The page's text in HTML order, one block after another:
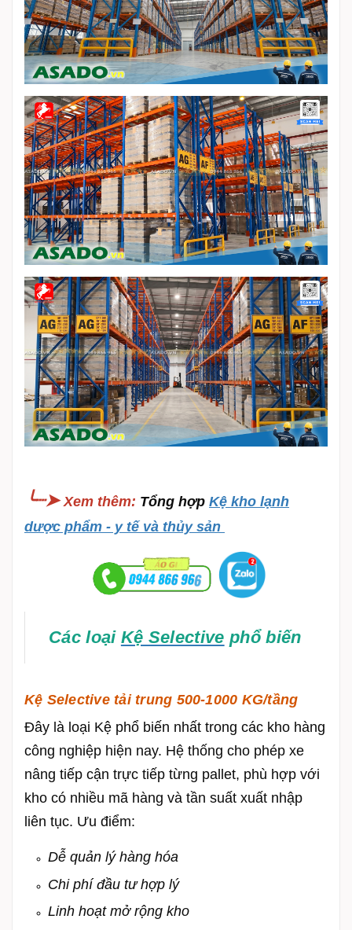
╰┈➤Xem thêm: Tổng hợp Kệ kho lạnh
dược phẩm - y tế và thủy sản
Các loại Kệ Selective phổ biến
Kệ Selective tải trung 500-1000 KG/tầng
Đây là loại Kệ phổ biến nhất trong các kho hàng
công nghiệp hiện nay. Hệ thống cho phép xe
nâng tiếp cận trực tiếp từng pallet, phù hợp với
kho có nhiều mã hàng và tần suất xuất nhập
liên tục. Ưu điểm:
Dễ quản lý hàng hóa
Chi phí đầu tư hợp lý
Linh hoạt mở rộng kho